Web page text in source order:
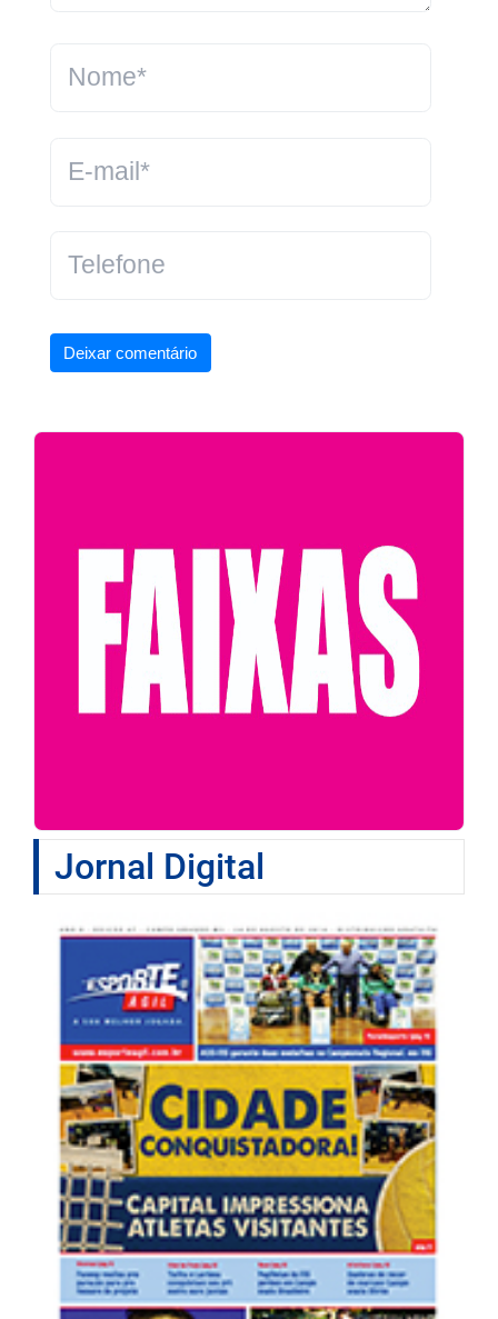
Deixar comentário
Jornal Digital